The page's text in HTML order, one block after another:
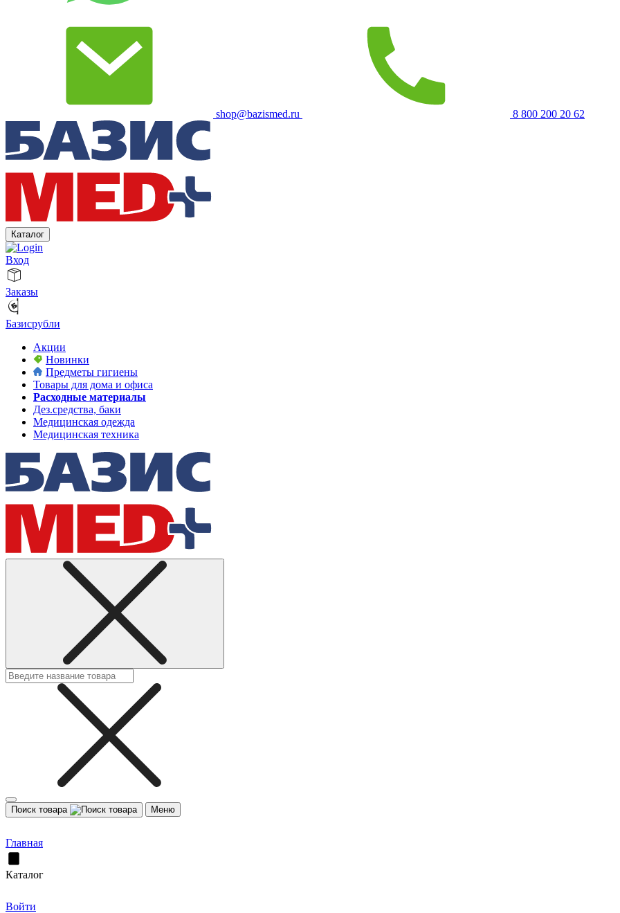
shop@bazismed.ru 8 800 200 20 62
Каталог
Вход
Заказы
Базисрубли
Акции
Новинки
Предметы гигиены
Товары для дома и офиса
Расходные материалы
Дез.средства, баки
Медицинская одежда
Медицинская техника
Поиск товара Меню
Главная
Каталог
Войти